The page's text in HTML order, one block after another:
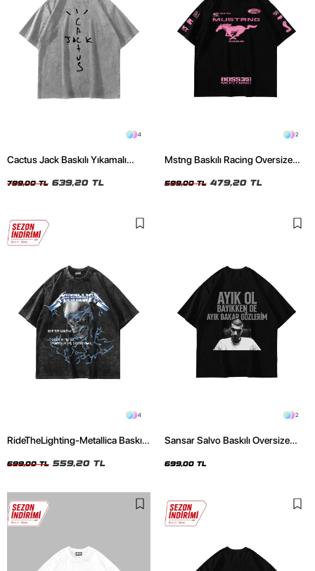
4
Cactus Jack Baskılı Yıkamalı
799,00 TL 639,20 TL
2
Mstng Baskılı Racing Oversize
599,00 TL 479,20 TL
4
RideTheLighting-Metallica Baskılı
Tshirt
699,00 TL 559,20 TL
2
Sansar Salvo Baskılı Oversize
699,00 TL